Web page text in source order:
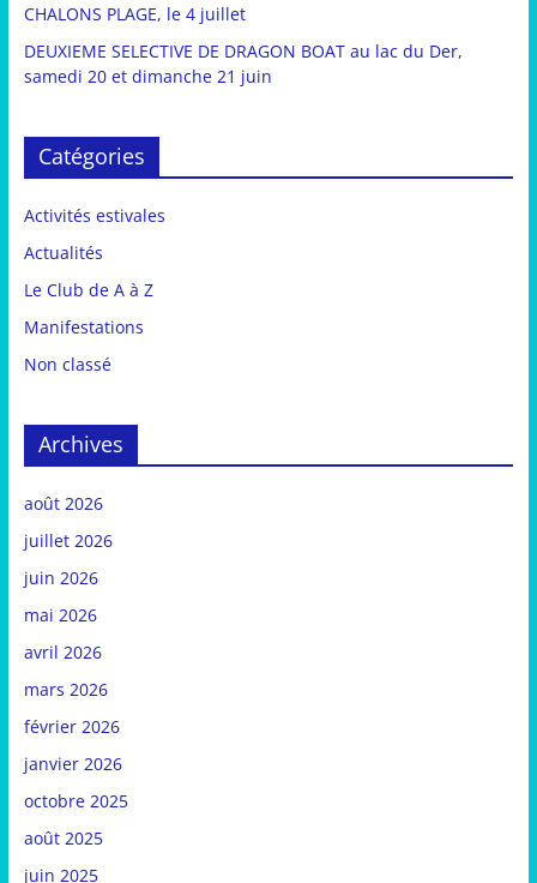
CHALONS PLAGE, le 4 juillet
DEUXIEME SELECTIVE DE DRAGON BOAT au lac du Der,
samedi 20 et dimanche 21 juin
Catégories
Activités estivales
Actualités
Le Club de A à Z
Manifestations
Non classé
Archives
août 2026
juillet 2026
juin 2026
mai 2026
avril 2026
mars 2026
février 2026
janvier 2026
octobre 2025
août 2025
juin 2025